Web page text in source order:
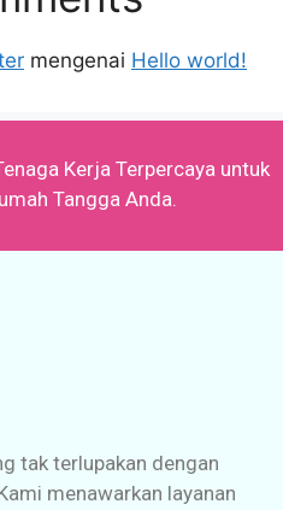
mengenai Hello world!
Kerja Terpercaya untuk
Tangga Anda.
tak terlupakan dengan
menawarkan layanan